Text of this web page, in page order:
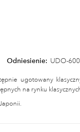
Odniesienie: UDO-
ugotowany
na rynku